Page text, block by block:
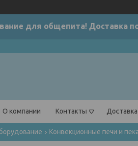
для общепита! Доставка
О компании Контакты
Конвекционные печи и